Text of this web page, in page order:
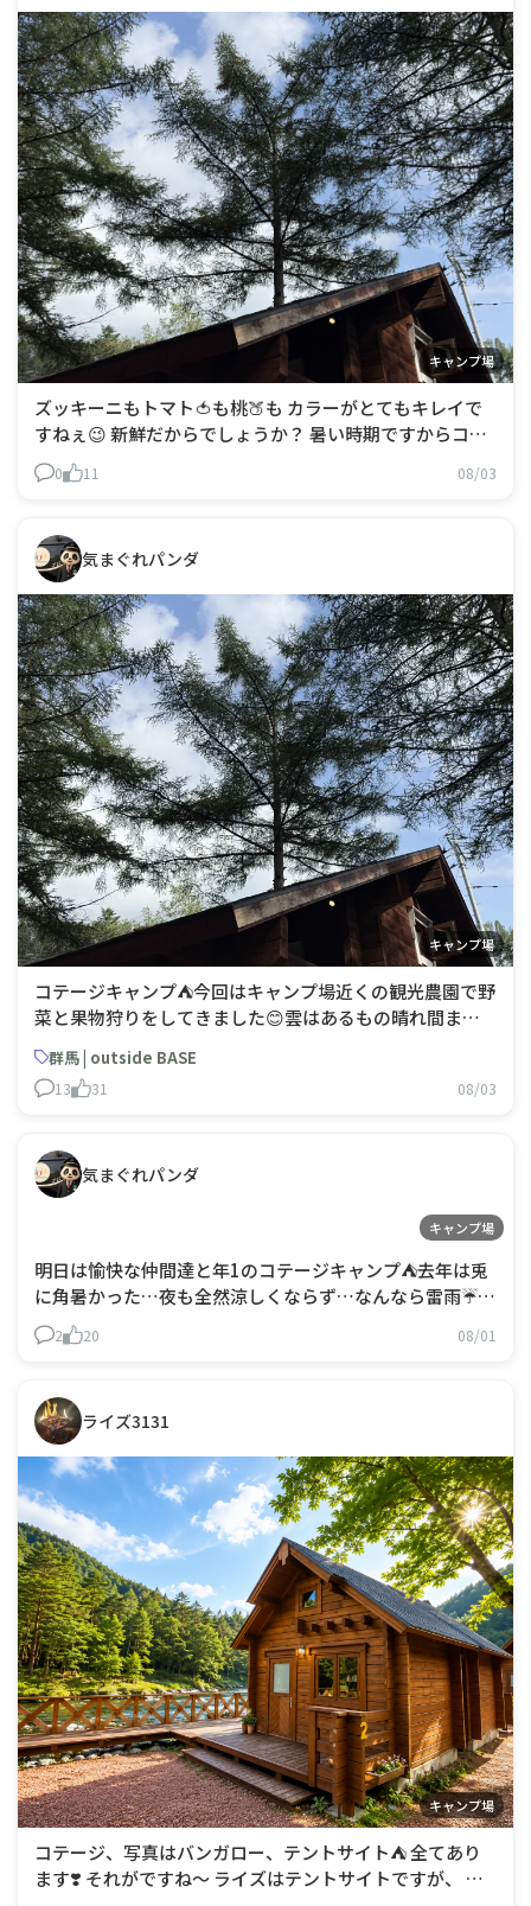
キャンプ場
ズッキーニもトマト🍅も桃🍑も カラーがとてもキレイで
すねぇ😉 新鮮だからでしょうか？ 暑い時期ですからコテ
ージキャンプ⛺も 良いものですね😃 そして〆は水沢うど
んって素敵ですぅ😄🙆
0 11 08/03
気まぐれパンダ
キャンプ場
コテージキャンプ⛺️今回はキャンプ場近くの観光農園で野
菜と果物狩りをしてきました😊雲はあるもの晴れ間ま見
て写真撮れてない…😨雷音が来そうな感じだったけでそ
のまま持ち堪えてくれたので花火屋さんから仕入れた花火
群馬 | outside BASE
13 31 08/03
気まぐれパンダ
キャンプ場
明日は愉快な仲間達と年1のコテージキャンプ⛺️去年は兎
に角暑かった…夜も全然涼しくならず…なんなら雷雨☔で
どっかにカミナリ落ちたし⚡️オーナーさんも稀にみる酷い
天気だったねって今年はどうだ？期待してイイかな…手持
しいね
2 20 08/01
ライズ3131
キャンプ場
コテージ、写真はバンガロー、テントサイト⛺️ 全てあり
ます❣️ それがですね〜 ライズはテントサイトですが、 テ